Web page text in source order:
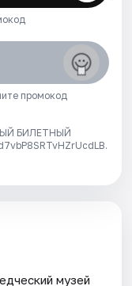
промокод
БИЛЕТНЫЙ
музей